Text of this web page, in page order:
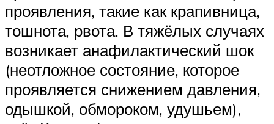
проявления, такие как крапивница,
тошнота, рвота. В тяжёлых случаях
возникает анафилактический шок
(неотложное состояние, которое
проявляется снижением давления,
одышкой, обмороком, удушьем),